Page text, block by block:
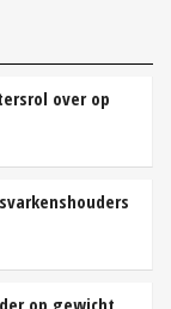
over op